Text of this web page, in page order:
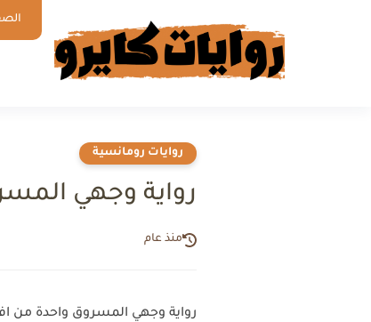
روايات رومانسية
رواية وجهي
منذ عام
رواية وجهي المسروق واحدة من